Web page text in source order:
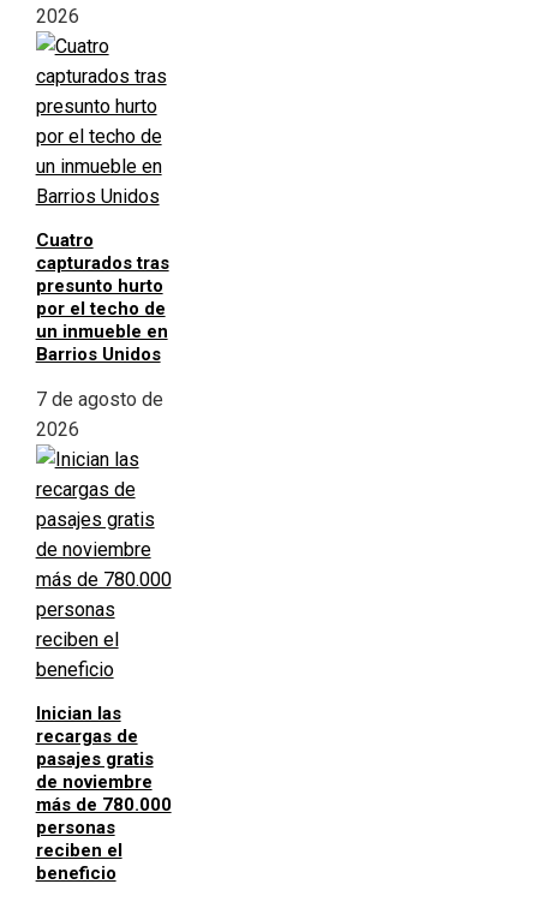
2026
Cuatro
capturados tras
presunto hurto
por el techo de
un inmueble en
Barrios Unidos
7 de agosto de
2026
Inician las
recargas de
pasajes gratis
de noviembre
más de 780.000
personas
reciben el
beneficio